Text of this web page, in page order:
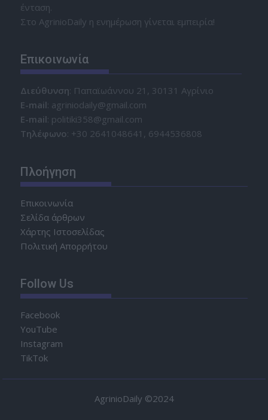
ένταση.
Στο AgrinioDaily η ενημέρωση γίνεται εμπειρία!
Επικοινωνία
Διεύθυνση: Παπαϊωάννου 21, 30131 Αγρίνιο
Ε-mail: agriniodaily@gmail.com
Ε-mail: politiki358@gmail.com
Τηλέφωνο: +30 2641048641, 6944536808
Πλοήγηση
Επικοινωνία
Σελίδα άρθρων
Χάρτης Ιστοσελίδας
Πολιτική Απορρήτου
Follow Us
Facebook
YouTube
Instagram
TikTok
AgrinioDaily ©2024